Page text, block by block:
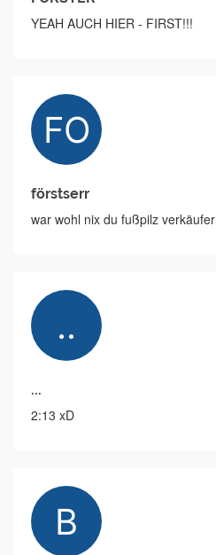
YEAH AUCH HIER - FIRST!!!
förstserr
war wohl nix du fußpilz verkäufer
...
2:13 xD